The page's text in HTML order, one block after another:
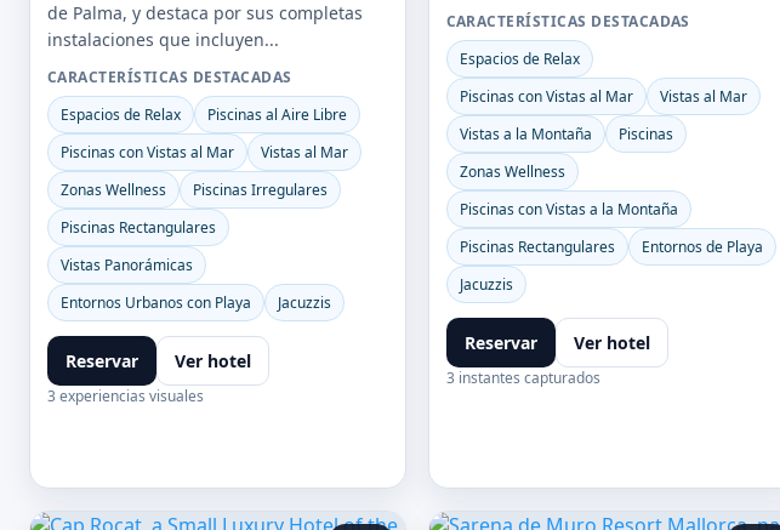
de Palma, y destaca por sus completas
instalaciones que incluyen...
CARACTERÍSTICAS DESTACADAS
Espacios de Relax
Piscinas al Aire Libre
Piscinas con Vistas al Mar
Vistas al Mar
Zonas Wellness
Piscinas Irregulares
Piscinas Rectangulares
Vistas Panorámicas
Entornos Urbanos con Playa
Jacuzzis
Reservar Ver hotel
3 experiencias visuales
CARACTERÍSTICAS DESTACADAS
Espacios de Relax
Piscinas con Vistas al Mar
Vistas al Mar
Vistas a la Montaña
Piscinas
Zonas Wellness
Piscinas con Vistas a la Montaña
Piscinas Rectangulares
Entornos de Playa
Jacuzzis
Reservar Ver hotel
3 instantes capturados